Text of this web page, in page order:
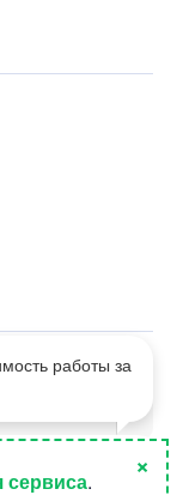
1
работы за
сервиса.
×